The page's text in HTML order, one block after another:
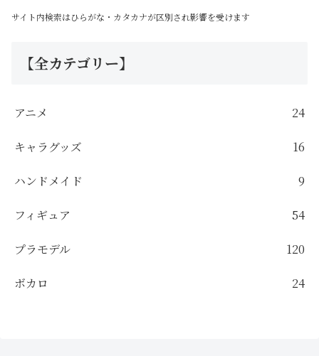
サイト内検索はひらがな・カタカナが区別され影響を受けます
【全カテゴリー】
アニメ 24
キャラグッズ 16
ハンドメイド 9
フィギュア 54
プラモデル 120
ボカロ 24